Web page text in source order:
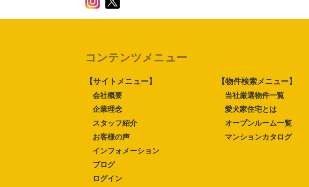
コンテンツメニュー
【サイトメニュー】
会社概要
企業理念
スタッフ紹介
お客様の声
インフォメーション
ブログ
ログイン
【物件検索メニュー】
当社厳選物件一覧
愛犬家住宅とは
オープンルーム一覧
マンションカタログ